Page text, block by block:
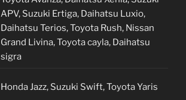
APV, Suzuki Ertiga, Daihatsu Luxio,
Daihatsu Terios, Toyota Rush, Nissan
Grand Livina, Toyota cayla, Daihatsu
sigra
Honda Jazz, Suzuki Swift, Toyota Yaris